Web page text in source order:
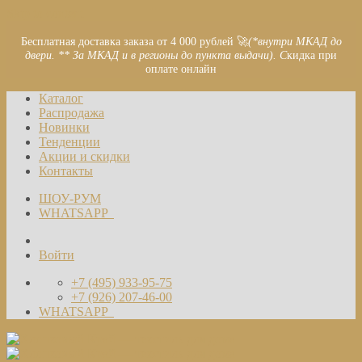
Бесплатная доставка заказа от 4 000 рублей 🚀(*внутри МКАД до
двери. ** За МКАД и в регионы до пункта выдачи). Скидка при
оплате онлайн
Каталог
Распродажа
Новинки
Тенденции
Акции и скидки
Контакты
ШОУ-РУМ
WHATSAPP
Войти
+7 (495) 933-95-75
+7 (926) 207-46-00
WHATSAPP